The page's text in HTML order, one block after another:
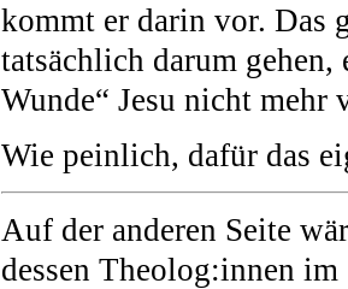
kommt er darin vor. Das
tatsächlich darum gehen,
Wunde“ Jesu nicht mehr
Wie peinlich, dafür das
Auf der anderen Seite
dessen Theolog:innen